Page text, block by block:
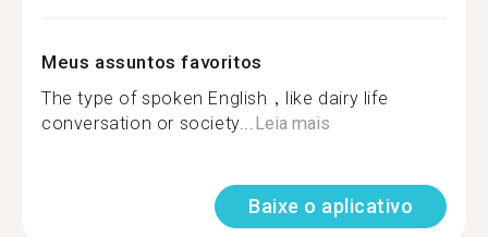
Meus assuntos favoritos
The type of spoken English，like dairy life
conversation or society... Leia mais
Baixe o aplicativo